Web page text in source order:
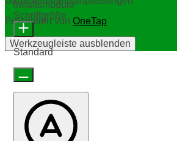
Präsentiert von OneTap
Werkzeugleiste ausblenden
Inhaltsmodule
Schriftgröße
Standard